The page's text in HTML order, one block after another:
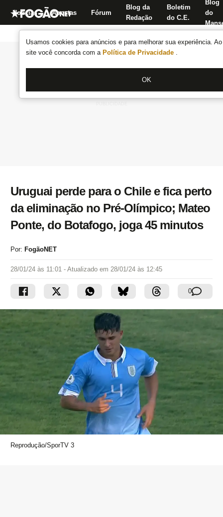
Usamos cookies para anúncios e para melhorar sua experiência.
site você concorda com a Política de Privacidade .
OK
Notícias Apostas Fórum
Blog da
Redação
Boletim
do C.E.
Blog
do
Uruguai perde para o Chile e fica perto
da eliminação no Pré-Olímpico; Mateo
Ponte, do Botafogo, joga 45 minutos
Por: FogãoNET
28/01/24 às 11:01 - Atualizado em 28/01/24 às 12:45
0
Reprodução/SporTV 3